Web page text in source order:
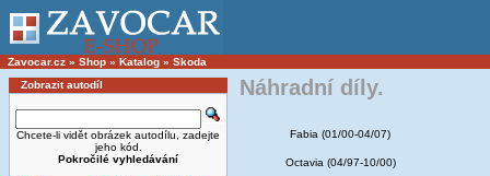
Zavocar.cz » Shop » Katalog » Skoda
Zobrazit autodíl
Chcete-li vidět obrázek autodílu, zadejte
jeho kód.
Pokročilé vyhledávání
Náhradní díly.
Fabia (01/00-04/07)
Octavia (04/97-10/00)